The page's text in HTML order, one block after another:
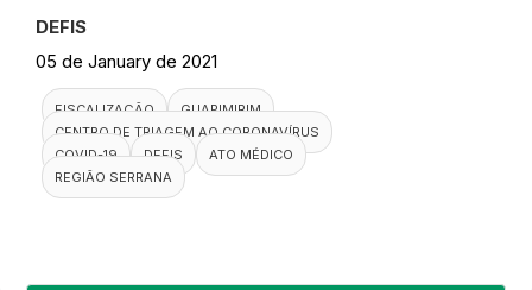
DEFIS
05 de January de 2021
FISCALIZAÇÃO
GUAPIMIRIM
CENTRO DE TRIAGEM AO CORONAVÍRUS
COVID-19
DEFIS
ATO MÉDICO
REGIÃO SERRANA